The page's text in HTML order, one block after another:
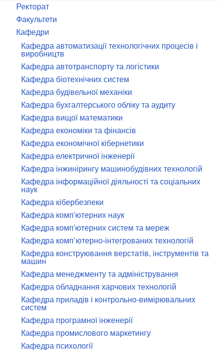
Ректорат
Факультети
Кафедри
Кафедра автоматизації технологічних процесів і
виробництв
Кафедра автотранспорту та логістики
Кафедра біотехнічних систем
Кафедра будівельної механіки
Кафедра бухгалтерського обліку та аудиту
Кафедра вищої математики
Кафедра економіки та фінансів
Кафедра економічної кібернетики
Кафедра електричної інженерії
Кафедра інжинірингу машинобудівних технологій
Кафедра інформаційної діяльності та соціальних
наук
Кафедра кібербезпеки
Кафедра комп'ютерних наук
Кафедра комп'ютерних систем та мереж
Кафедра комп’ютерно-інтегрованих технологій
Кафедра конструювання верстатів, інструментів та
машин
Кафедра менеджменту та адміністрування
Кафедра обладнання харчових технологій
Кафедра приладів і контрольно-вимірювальних
систем
Кафедра програмної інженерії
Кафедра промислового маркетингу
Кафедра психології